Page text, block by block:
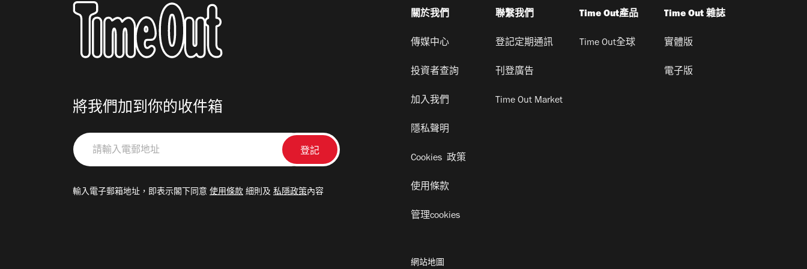
將我們加到你的收件箱
請
輸
郵
輸入電子郵箱地址，即表示閣下同意 使用條款 細則及 私隱政策內容
關於我們
傳媒中心
投資者查詢
加入我們
隱私聲明
Cookies 政策
使用條款
管理cookies
聯繫我們
登記定期通訊
刊登廣告
Time Out Market
Time Out產品
Time Out全球
Time Out 雜誌
實體版
電子版
網站地圖